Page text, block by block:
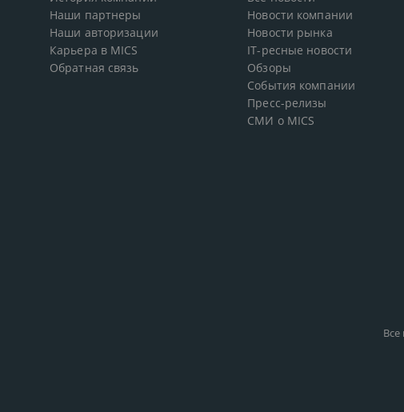
Наши партнеры
Наши авторизации
Карьера в MICS
Обратная связь
Новости компании
Новости рынка
IT-ресные новости
Обзоры
События компании
Пресс-релизы
СМИ о MICS